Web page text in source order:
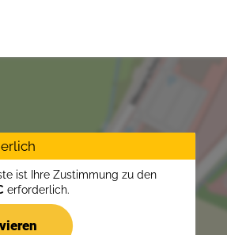
ist Ihre Zustimmung zu den
erforderlich.